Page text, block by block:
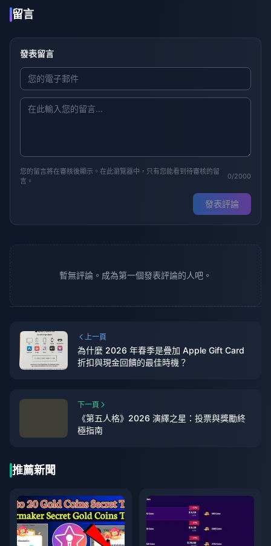
留言
發表留言
您的留言將在審核後顯示。在此瀏覽器中，只有您能看到待審核的留
言。
0/2000
發表評論
暫無評論。成為第一個發表評論的人吧。
上一頁
為什麼 2026 年春季是疊加 Apple Gift Card
折扣與現金回饋的最佳時機？
下一頁
《第五人格》2026 演繹之星：投票與獎勵終
極指南
推薦新聞